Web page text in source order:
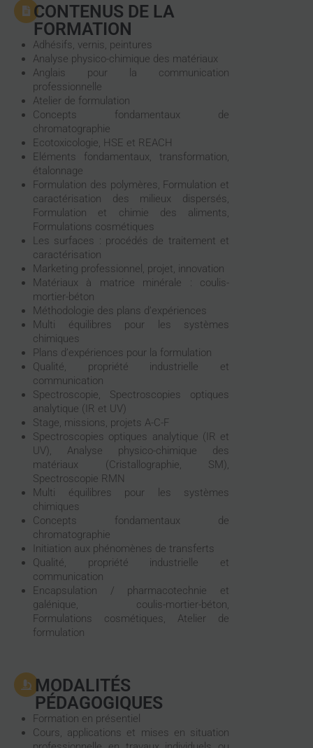
CONTENUS DE LA
FORMATION
Adhésifs, vernis, peintures
Analyse physico-chimique des matériaux
Anglais pour la communication
professionnelle
Atelier de formulation
Concepts fondamentaux de
chromatographie
Ecotoxicologie, HSE et REACH
Eléments fondamentaux, transformation,
étalonnage
Formulation des polymères, Formulation et
caractérisation des milieux dispersés,
Formulation et chimie des aliments,
Formulations cosmétiques
Les surfaces : procédés de traitement et
caractérisation
Marketing professionnel, projet, innovation
Matériaux à matrice minérale : coulis-
mortier-béton
Méthodologie des plans d’expériences
Multi équilibres pour les systèmes
chimiques
Plans d’expériences pour la formulation
Qualité, propriété industrielle et
communication
Spectroscopie, Spectroscopies optiques
analytique (IR et UV)
Stage, missions, projets A-C-F
Spectroscopies optiques analytique (IR et
UV), Analyse physico-chimique des
matériaux (Cristallographie, SM),
Spectroscopie RMN
Multi équilibres pour les systèmes
chimiques
Concepts fondamentaux de
chromatographie
Initiation aux phénomènes de transferts
Qualité, propriété industrielle et
communication
Encapsulation / pharmacotechnie et
galénique, coulis-mortier-béton,
Formulations cosmétiques, Atelier de
formulation
MODALITÉS
PÉDAGOGIQUES
Formation en présentiel
Cours, applications et mises en situation